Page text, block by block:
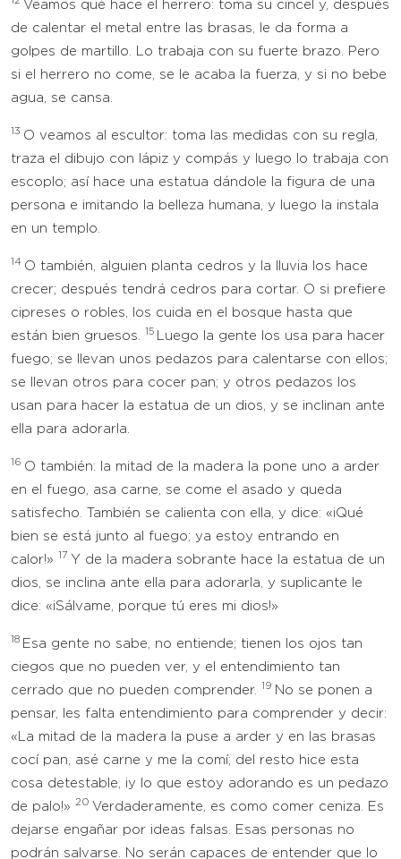
Veamos qué hace el herrero: toma su cincel y, después
de calentar el metal entre las brasas, le da forma a
golpes de martillo. Lo trabaja con su fuerte brazo. Pero
si el herrero no come, se le acaba la fuerza, y si no bebe
agua, se cansa.
13 O veamos al escultor: toma las medidas con su regla,
traza el dibujo con lápiz y compás y luego lo trabaja con
escoplo; así hace una estatua dándole la figura de una
persona e imitando la belleza humana, y luego la instala
en un templo.
14 O también, alguien planta cedros y la lluvia los hace
crecer; después tendrá cedros para cortar. O si prefiere
cipreses o robles, los cuida en el bosque hasta que
están bien gruesos.
15
Luego la gente los usa para hacer
fuego; se llevan unos pedazos para calentarse con ellos;
se llevan otros para cocer pan; y otros pedazos los
usan para hacer la estatua de un dios, y se inclinan ante
ella para adorarla.
16 O también: la mitad de la madera la pone uno a arder
en el fuego, asa carne, se come el asado y queda
satisfecho. También se calienta con ella, y dice: «¡Qué
bien se está junto al fuego; ya estoy entrando en
calor!»
17 Y de la madera sobrante hace la estatua de un
dios, se inclina ante ella para adorarla, y suplicante le
dice: «¡Sálvame, porque tú eres mi dios!»
18 Esa gente no sabe, no entiende; tienen los ojos tan
ciegos que no pueden ver, y el entendimiento tan
cerrado que no pueden comprender.
19 No se ponen a
pensar, les falta entendimiento para comprender y decir:
«La mitad de la madera la puse a arder y en las brasas
cocí pan, asé carne y me la comí; del resto hice esta
cosa detestable, ¡y lo que estoy adorando es un pedazo
de palo!» 20 Verdaderamente, es como comer ceniza. Es
dejarse engañar por ideas falsas. Esas personas no
podrán salvarse. No serán capaces de entender que lo